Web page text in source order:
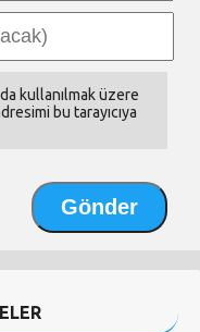
kullanılmak üzere
bu tarayıcıya